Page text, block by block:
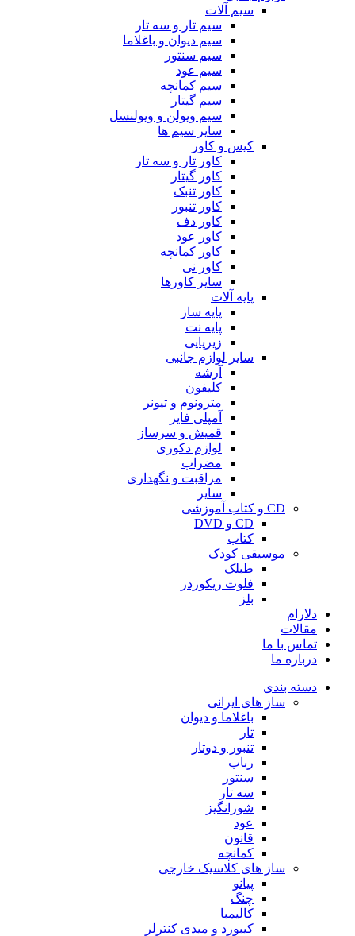
سیم آلات
سیم تار و سه تار
سیم دیوان و باغلاما
سیم سنتور
سیم عود
سیم کمانچه
سیم گیتار
سیم ویولن و ویولنسل
سایر سیم ها
کیس و کاور
کاور تار و سه تار
کاور گیتار
کاور تنبک
کاور تنبور
کاور دف
کاور عود
کاور کمانچه
کاور نی
سایر کاورها
پایه آلات
پایه ساز
پایه نت
زیرپایی
سایر لوازم جانبی
آرشه
کلیفون
مترونوم و تیونر
آمپلی فایر
قمیش و سرساز
لوازم دکوری
مضراب
مراقبت و نگهداری
سایر
CD و کتاب آموزشی
CD و DVD
کتاب
موسیقی کودک
طبلک
فلوت ریکوردر
بلز
دلارام
مقالات
تماس با ما
درباره ما
دسته بندی
ساز های ایرانی
باغلاما و دیوان
تار
تنبور و دوتار
رباب
سنتور
سه تار
شورانگیز
عود
قانون
کمانچه
ساز های کلاسیک خارجی
پیانو
چنگ
کالیمبا
کیبورد و میدی کنترلر